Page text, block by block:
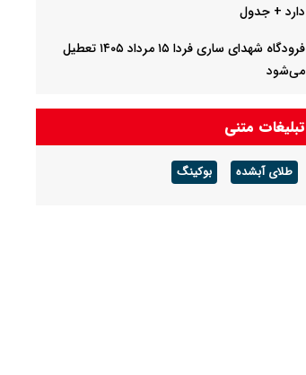
دارد + جدول
فرودگاه شهدای ساری فردا ۱۵ مرداد ۱۴۰۵ تعطیل
می‌شود
ارزش سهام عدالت امروز چهارشنبه ۱۴ مرداد ۱۴۰۵
چقدر شد؟+ جدول
تبلیغات متنی
طلای آبشده بوکینگ